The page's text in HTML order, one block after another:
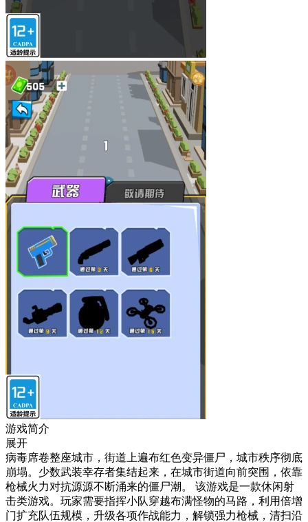
游戏简介
展开
病毒席卷整座城市，街道上遍布红色变异僵尸，城市秩序彻底
崩塌。少数武装幸存者集结起来，在城市街道向前突围，依靠
枪械火力对抗源源不断涌来的僵尸潮。 该游戏是一款休闲射
击类游戏。玩家需要指挥小队穿越布满怪物的马路，利用倍增
门扩充队伍规模，升级各项作战能力，解锁强力枪械，清扫沿